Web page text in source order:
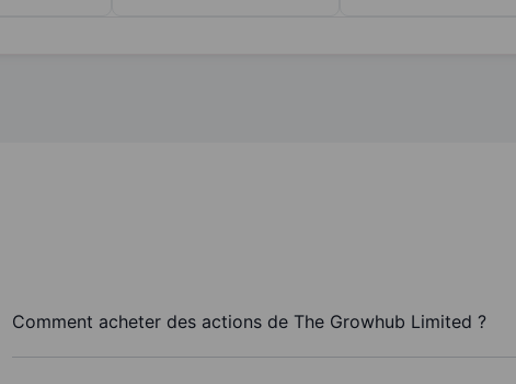
Comment acheter des actions de The Growhub Limited ?